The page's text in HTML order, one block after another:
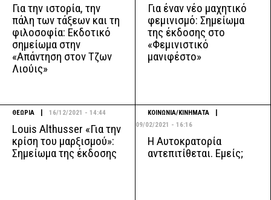
Για την ιστορία, την
πάλη των τάξεων και τη
φιλοσοφία: Εκδοτικό
σημείωμα στην
«Απάντηση στον Τζων
Λιούις»
Για έναν νέο μαχητικό
φεμινισμό: Σημείωμα
της έκδοσης στο
«Φεμινιστικό
μανιφέστο»
ΘΕΩΡΙΑ 16/12/2021 - 14:44
Louis Althusser «Για την
κρίση του μαρξισμού»:
Σημείωμα της έκδοσης
ΚΟΙΝΩΝΙΑ/ΚΙΝΗΜΑΤΑ
09/02/2021 - 16:16
Η Αυτοκρατορία
αντεπιτίθεται. Εμείς;